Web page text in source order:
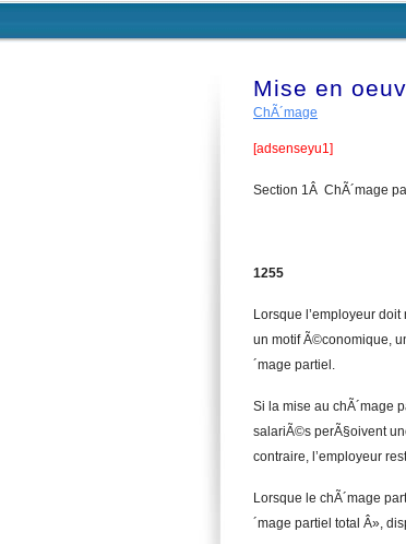
Mise en
ChÃ´mage
[adsenseyu1]
Section 1Â ChÃ´mage
1255
Lorsque l’employeur
un motif Ã©conomique,
´mage partiel.
Si la mise au chÃ´mage
salariÃ©s perÃ§oivent
contraire, l’employeur
Lorsque le chÃ´mage
´mage partiel total Â»,